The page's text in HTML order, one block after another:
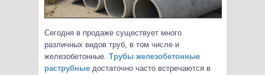
Сегодня в продаже существует много
различных видов труб, в том числе и
железобетонные. Трубы железобетонные
раструбные достаточно часто встречаются в